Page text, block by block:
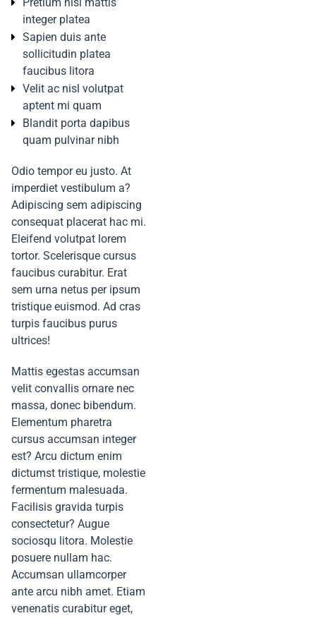
integer platea
Sapien duis ante
sollicitudin platea
faucibus litora
Velit ac nisl volutpat
aptent mi quam
Blandit porta dapibus
quam pulvinar nibh
Odio tempor eu justo. At
imperdiet vestibulum a?
Adipiscing sem adipiscing
consequat placerat hac mi.
Eleifend volutpat lorem
tortor. Scelerisque cursus
faucibus curabitur. Erat
sem urna netus per ipsum
tristique euismod. Ad cras
turpis faucibus purus
ultrices!
Mattis egestas accumsan
velit convallis ornare nec
massa, donec bibendum.
Elementum pharetra
cursus accumsan integer
est? Arcu dictum enim
dictumst tristique, molestie
fermentum malesuada.
Facilisis gravida turpis
consectetur? Augue
sociosqu litora. Molestie
posuere nullam hac.
Accumsan ullamcorper
ante arcu nibh amet. Etiam
venenatis curabitur eget,